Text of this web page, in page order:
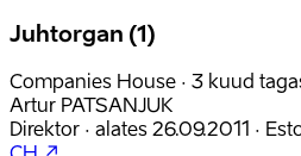
Juhtorgan (1)
Companies House · 3 kuud
Artur PATSANJUK
Direktor · alates 26.09.2011 ·